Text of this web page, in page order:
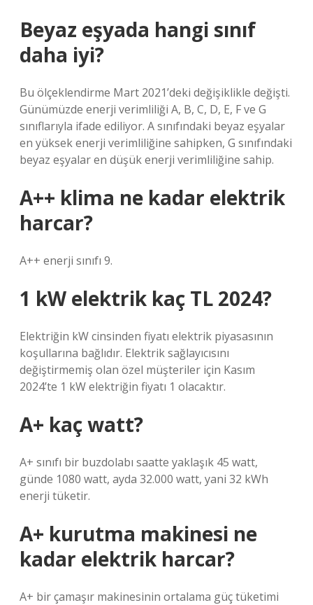
Beyaz eşyada hangi sınıf
daha iyi?
Bu ölçeklendirme Mart 2021’deki değişiklikle değişti.
Günümüzde enerji verimliliği A, B, C, D, E, F ve G
sınıflarıyla ifade ediliyor. A sınıfındaki beyaz eşyalar
en yüksek enerji verimliliğine sahipken, G sınıfındaki
beyaz eşyalar en düşük enerji verimliliğine sahip.
A++ klima ne kadar elektrik
harcar?
A++ enerji sınıfı 9.
1 kW elektrik kaç TL 2024?
Elektriğin kW cinsinden fiyatı elektrik piyasasının
koşullarına bağlıdır. Elektrik sağlayıcısını
değiştirmemiş olan özel müşteriler için Kasım
2024’te 1 kW elektriğin fiyatı 1 olacaktır.
A+ kaç watt?
A+ sınıfı bir buzdolabı saatte yaklaşık 45 watt,
günde 1080 watt, ayda 32.000 watt, yani 32 kWh
enerji tüketir.
A+ kurutma makinesi ne
kadar elektrik harcar?
A+ bir çamaşır makinesinin ortalama güç tüketimi